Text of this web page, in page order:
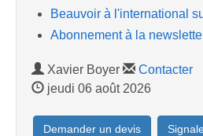
Beauvoir à l'international
Abonnement à la
Xavier Boyer
Contacter
jeudi 06 août 2026
Demander un devis